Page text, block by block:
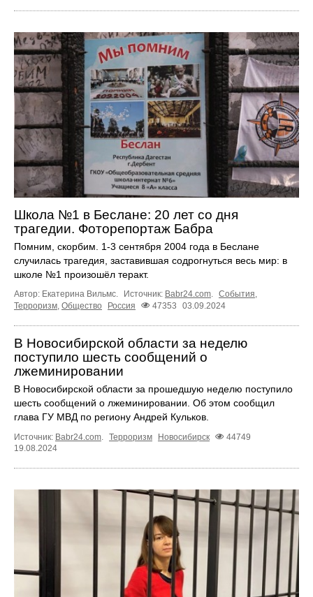
Школа №1 в Беслане: 20 лет со дня
трагедии. Фоторепортаж Бабра
Помним, скорбим. 1-3 сентября 2004 года в Беслане
случилась трагедия, заставившая содрогнуться весь мир: в
школе №1 произошёл теракт.
Автор: Екатерина Вильмс. Источник: Babr24.com События
Терроризм Общество Россия 47353 03.09.2024
В Новосибирской области за неделю
поступило шесть сообщений о
лжеминировании
В Новосибирской области за прошедшую неделю поступило
шесть сообщений о лжеминировании. Об этом сообщил
глава ГУ МВД по региону Андрей Кульков.
Источник: Babr24.com Терроризм Новосибирск
44749
19.08.2024